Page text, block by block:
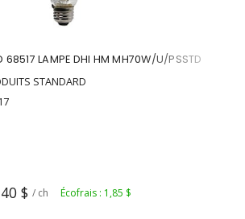
68517 LAMPE DHI HM MH70W/U/PSSTD
STANDARD
$ / ch Écofrais : 1,85 $